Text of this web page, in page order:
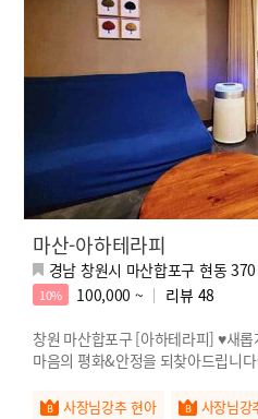
마산-아하테라피
경남 창원시 마산합포구 현동 370
10% 100,000 ~ 리뷰 48
창원 마산합포구 [아하테라피] ♥새
마음의 평화&안정을 되찾아드립니
사장님강추 현아 사장님강